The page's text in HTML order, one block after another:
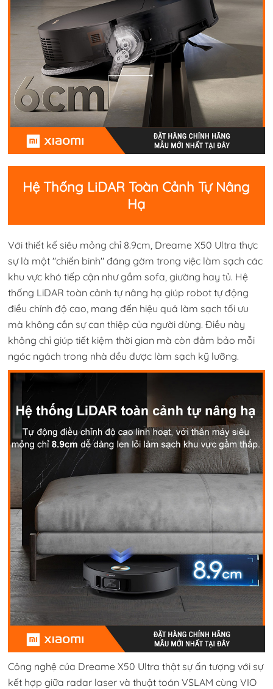
Hệ Thống LiDAR Toàn Cảnh Tự Nâng
Hạ
Với thiết kế siêu mỏng chỉ 8.9cm, Dreame X50 Ultra thực
sự là một "chiến binh" đáng gờm trong việc làm sạch các
khu vực khó tiếp cận như gầm sofa, giường hay tủ. Hệ
thống LiDAR toàn cảnh tự nâng hạ giúp robot tự động
điều chỉnh độ cao, mang đến hiệu quả làm sạch tối ưu
mà không cần sự can thiệp của người dùng. Điều này
không chỉ giúp tiết kiệm thời gian mà còn đảm bảo mỗi
ngóc ngách trong nhà đều được làm sạch kỹ lưỡng.
Công nghệ của Dreame X50 Ultra thật sự ấn tượng với sự
kết hợp giữa radar laser và thuật toán VSLAM cùng VIO